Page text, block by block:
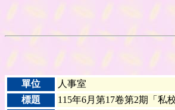
單位
人事室
標題
115年6月第17卷第2期「私